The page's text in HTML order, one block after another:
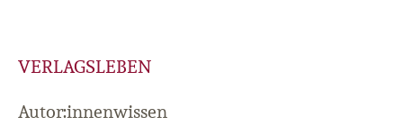
VERLAGSLEBEN
Autor:innenwissen